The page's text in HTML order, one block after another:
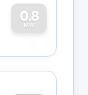
0.8
MW
0